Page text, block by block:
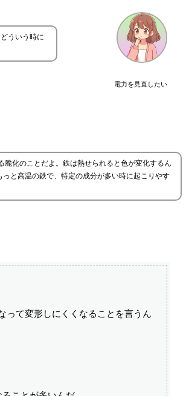
電力を見直したい
ういう時に
化のことだよ。鉄は熱せられると色が変化するん
と高温の鉄で、特定の成分が多い時に起こりやす
って変形しにくくなることを言うん